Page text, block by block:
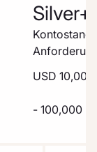
Silver+
Kontostand-
USD 10,000
- 100,000